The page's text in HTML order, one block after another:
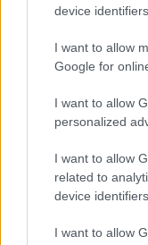
device
I want to allow
Google for
I want to allow
personalized
I want to allow
related to
device
I want to allow
1. Ξεκινήστε
2. Το 4ο θέμα
δυσκολότερο.
πρώτα γιατί
3. Δεν
την ώρα
απαντάμε σε